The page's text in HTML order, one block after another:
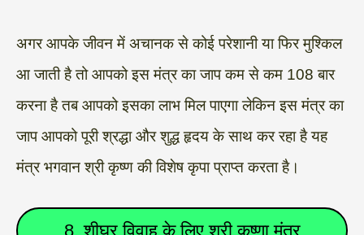
अगर आपके जीवन में अचानक से कोई परेशानी या फिर मुश्किल
आ जाती है तो आपको इस मंत्र का जाप कम से कम 108 बार
करना है तब आपको इसका लाभ मिल पाएगा लेकिन इस मंत्र का
जाप आपको पूरी श्रद्धा और शुद्ध हृदय के साथ कर रहा है यह
मंत्र भगवान श्री कृष्ण की विशेष कृपा प्राप्त करता है।
8. शीघ्र विवाह के लिए श्री कृष्णा मंत्र